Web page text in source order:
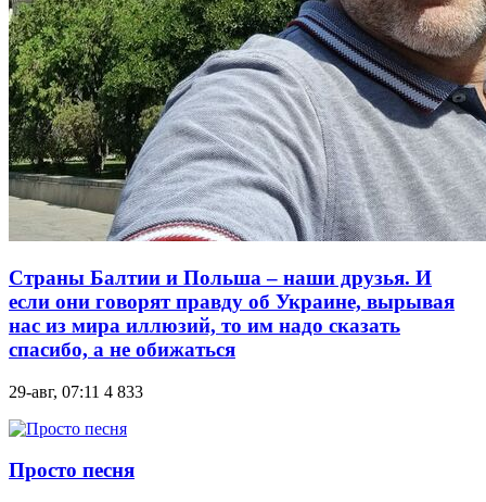
Страны Балтии и Польша – наши друзья. И
если они говорят правду об Украине, вырывая
нас из мира иллюзий, то им надо сказать
спасибо, а не обижаться
29-авг, 07:11 4 833
Просто песня